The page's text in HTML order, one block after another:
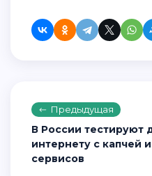
Предыдущая
В России тестируют
интернету с капчей
сервисов